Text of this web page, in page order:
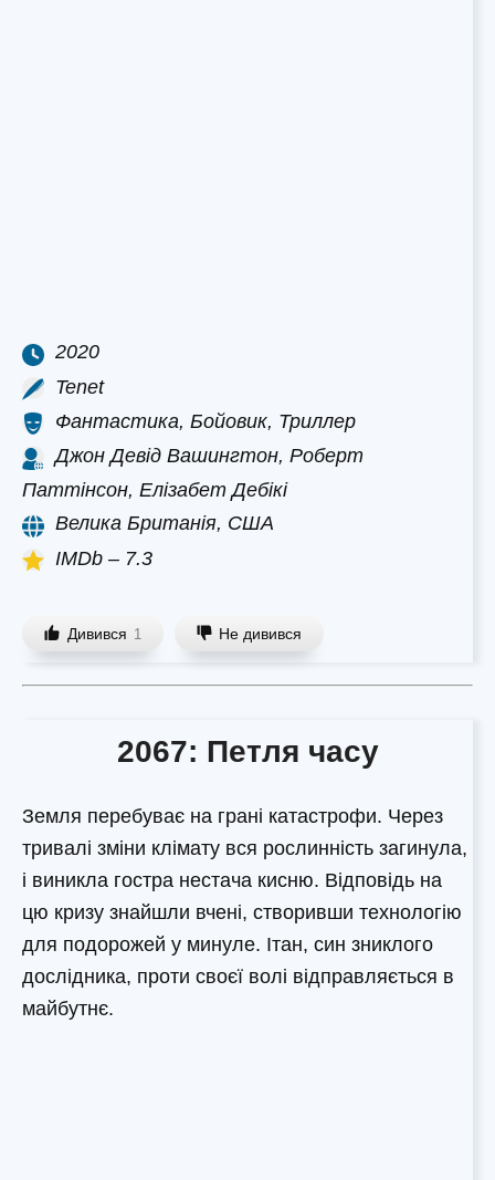
2020
Tenet
Фантастика, Бойовик, Триллер
Джон Девід Вашингтон, Роберт
Паттінсон, Елізабет Дебікі
Велика Британія, США
IMDb – 7.3
Дивився 1 Не дивився
2067: Петля часу
Земля перебуває на грані катастрофи. Через
тривалі зміни клімату вся рослинність загинула,
і виникла гостра нестача кисню. Відповідь на
цю кризу знайшли вчені, створивши технологію
для подорожей у минуле. Ітан, син зниклого
дослідника, проти своєї волі відправляється в
майбутнє.